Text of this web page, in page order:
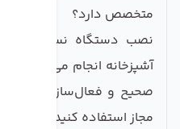
متخصص دارد؟
نصب دستگاه نسبتاً
آشپزخانه انجام می‌شود. با
صحیح و فعال‌سازی
مجاز استفاده کنید.